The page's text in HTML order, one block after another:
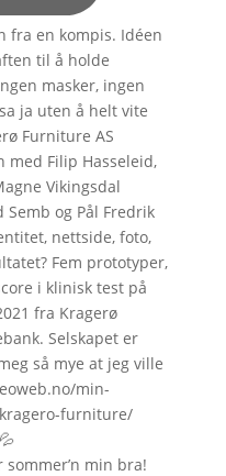
min bra!